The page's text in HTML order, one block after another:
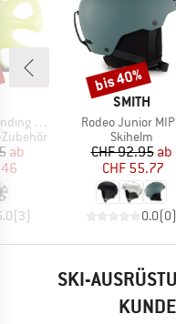
Basket
Preis
ab
(3)
MARKE
SMITH
Artikel
Rodeo Junior
Skihelm
Preis
CHF 92.95 ab
CHF 55.77
0.0(0)
Rabatt
bis 40%
SKI-